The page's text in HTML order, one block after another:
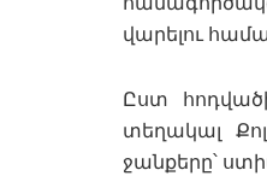
վարելու
Ըստ
տեղակալ
ջանքերը՝